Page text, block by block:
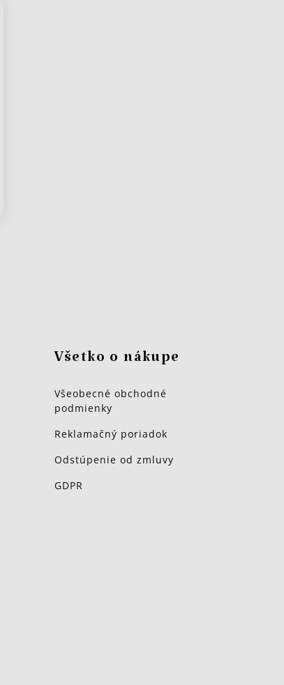
Všetko o nákupe
Všeobecné obchodné
podmienky
Reklamačný poriadok
Odstúpenie od zmluvy
GDPR